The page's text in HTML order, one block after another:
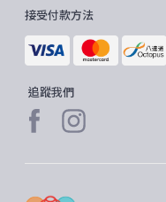
接受付款方法
追蹤我們